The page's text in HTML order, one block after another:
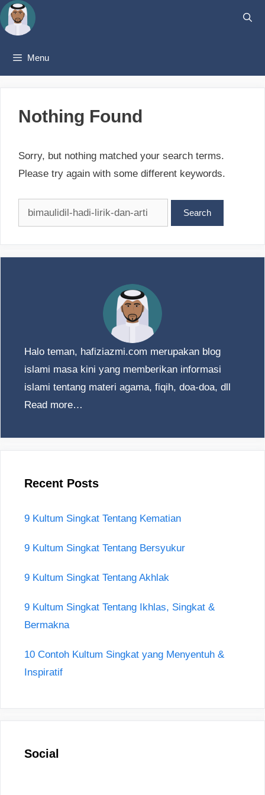
Skip
to
Menu
Nothing Found
Sorry, but nothing matched your search terms.
Please try again with some different keywords.
Search
for:
Halo teman, hafiziazmi.com merupakan blog
islami masa kini yang memberikan informasi
islami tentang materi agama, fiqih, doa-doa, dll
Read more…
Recent Posts
9 Kultum Singkat Tentang Kematian
9 Kultum Singkat Tentang Bersyukur
9 Kultum Singkat Tentang Akhlak
9 Kultum Singkat Tentang Ikhlas, Singkat &
Bermakna
10 Contoh Kultum Singkat yang Menyentuh &
Inspiratif
Social